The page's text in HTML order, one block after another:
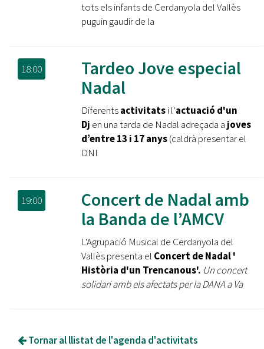
tots els infants de Cerdanyola del Vallès
puguin gaudir de la
18:00
Tardeo Jove especial
Nadal
Diferentsactivitatsi l’actuació d'un
Dj en una tarda de Nadal adreçada a joves
d’entre 13 i 17 anys(caldrà presentar el
DNI
19:00
Concert de Nadal amb
la Banda de l’AMCV
L'Agrupació Musical de Cerdanyola del
Vallès presenta el Concert de Nadal '
Història d'un Trencanous'. Un concert
solidari amb els afectats per la DANA a Va
Tornar al llistat de l'agenda d'activitats